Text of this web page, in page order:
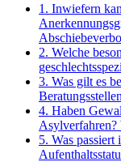
1. Inwiefern
2. Welche
3. Was gilt es
4. Haben
Asylverfahren?
5. Was